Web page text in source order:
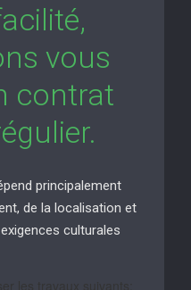
vous
contrat
principalement
de la localisation et
culturales